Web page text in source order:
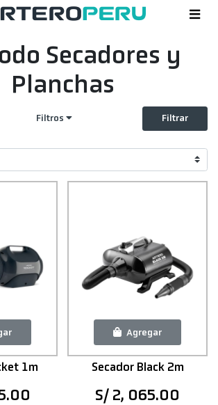
Secadores y
Planchas
Filtros Filtrar
1m
Agregar
Secador Black 2m
S/ 2, 065.00